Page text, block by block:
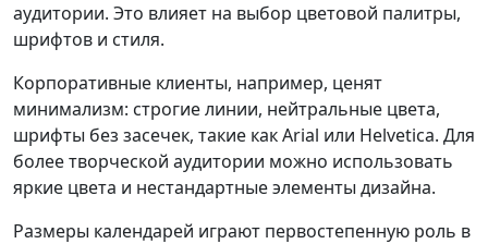
аудитории. Это влияет на выбор цветовой палитры,
шрифтов и стиля.
Корпоративные клиенты, например, ценят
минимализм: строгие линии, нейтральные цвета,
шрифты без засечек, такие как Arial или Helvetica. Для
более творческой аудитории можно использовать
яркие цвета и нестандартные элементы дизайна.
Размеры календарей играют первостепенную роль в